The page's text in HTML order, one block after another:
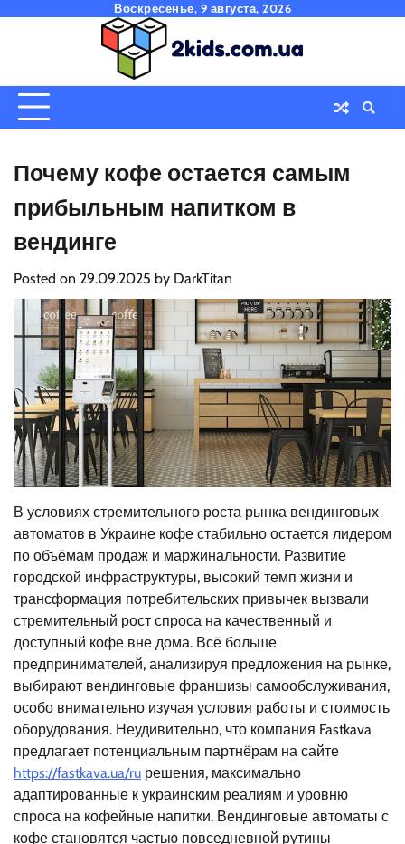
Воскресенье, 9 августа, 2026
Почему кофе остается самым
прибыльным напитком в
вендинге
Posted on 29.09.2025 by DarkTitan
В условиях стремительного роста рынка вендинговых
автоматов в Украине кофе стабильно остается лидером
по объёмам продаж и маржинальности. Развитие
городской инфраструктуры, высокий темп жизни и
трансформация потребительских привычек вызвали
стремительный рост спроса на качественный и
доступный кофе вне дома. Всё больше
предпринимателей, анализируя предложения на рынке,
выбирают вендинговые франшизы самообслуживания,
особо внимательно изучая условия работы и стоимость
оборудования. Неудивительно, что компания Fastkava
предлагает потенциальным партнёрам на сайте
https://fastkava.ua/ru решения, максимально
адаптированные к украинским реалиям и уровню
спроса на кофейные напитки. Вендинговые автоматы с
кофе становятся частью повседневной рутины